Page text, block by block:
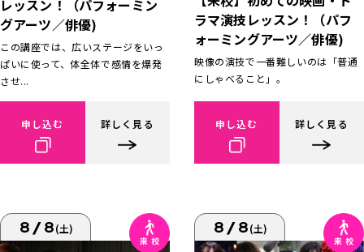
レッスン！（パフォーミン
グアーツ／俳優)
この講座では、広いステージをいっ
ぱいに使って、体全体で感情を爆発
させ...
申し込む 詳しく見る
ラマ演技レッスン！（パフ
ォーミングアーツ／俳優)
映像の演技で一番難しいのは「普通
にしゃべること」。
申し込む 詳しく見る
8/8(土) 8/8(土)